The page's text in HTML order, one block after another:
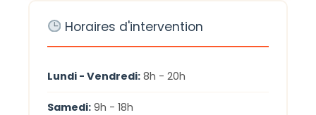
Horaires d'intervention
Lundi - Vendredi: 8h - 20h
Samedi: 9h - 18h